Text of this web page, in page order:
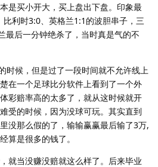
是买小开大，买上盘出下盘。印象最
利时3:0、英格兰1:1的波胆串子，三
最后一分钟绝杀了，当时真是气的不
时候，但是过了一段时间就不允许线上
在一个足球比分软件上看到了一个外
彩赔率高的太多了，就从这时候就开
受的时候，因为没球可玩。其实直到
没那么假的了，输输赢赢最后输了3万,
算是很多的钱了。
就当没赚没赔就这么样了。后来毕业